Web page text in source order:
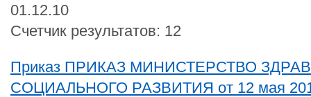
01.12.10
Счетчик результатов: 12
Приказ ПРИКАЗ МИНИСТЕРСТВО
СОЦИАЛЬНОГО РАЗВИТИЯ от 12 мая